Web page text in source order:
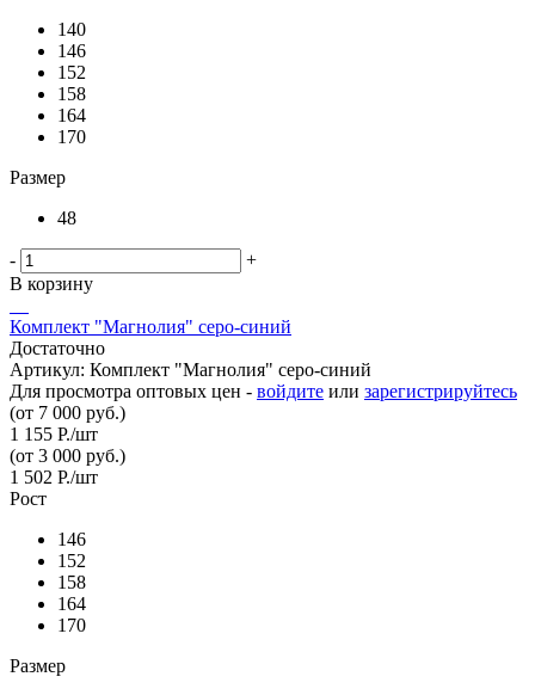
140
146
152
158
164
170
Размер
48
-
+
В корзину
Комплект "Магнолия" серо-синий
Достаточно
Артикул: Комплект "Магнолия" серо-синий
Для просмотра оптовых цен - войдите или зарегистрируйтесь
(от 7 000 руб.)
1 155 Р./шт
(от 3 000 руб.)
1 502 Р./шт
Рост
146
152
158
164
170
Размер